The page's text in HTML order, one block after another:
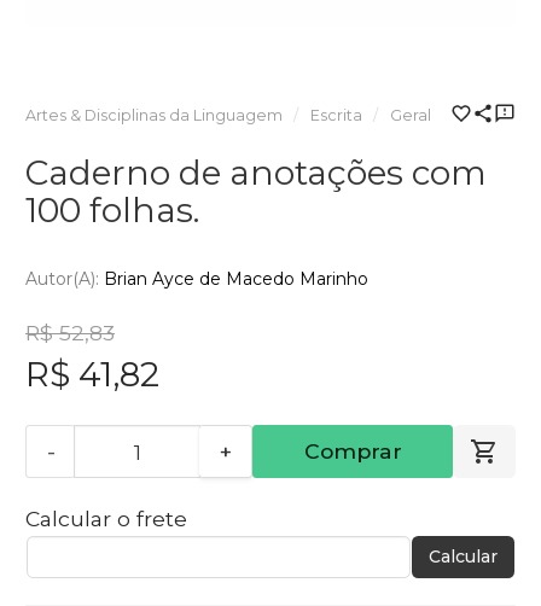
Artes & Disciplinas da Linguagem Escrita Geral
Caderno de anotações com
100 folhas.
Autor(a): Brian Ayce de Macedo Marinho
R$ 52,83
R$ 41,82
- + Comprar
Calcular o frete
Calcular